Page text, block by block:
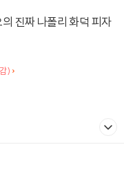
진짜 나폴리 화덕 피자
)